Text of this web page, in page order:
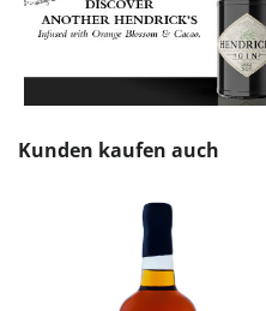
Produktgalerie überspringen
Kunden kaufen auch